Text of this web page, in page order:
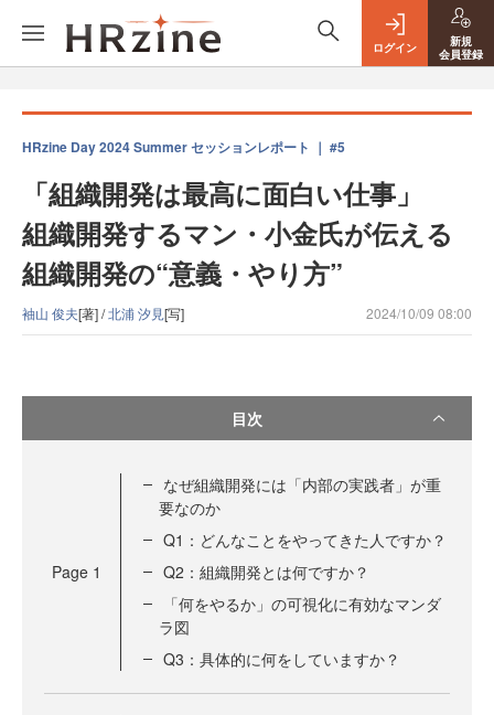
ログイン
新規
会員登録
HRzine Day 2024 Summer セッションレポート ｜ #5
「組織開発は最高に面白い仕事」
組織開発するマン・小金氏が伝える
組織開発の“意義・やり方”
袖山 俊夫[著] /北浦 汐見[写] 2024/10/09 08:00
目次
Page 1
なぜ組織開発には「内部の実践者」が重
要なのか
Q1：どんなことをやってきた人ですか？
Q2：組織開発とは何ですか？
「何をやるか」の可視化に有効なマンダ
ラ図
Q3：具体的に何をしていますか？